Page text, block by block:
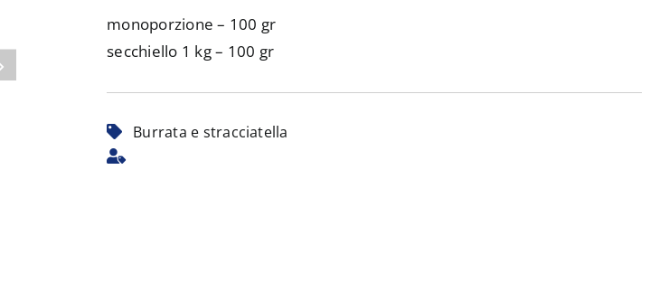
monoporzione – 100 gr
secchiello 1 kg – 100 gr
Burrata e stracciatella